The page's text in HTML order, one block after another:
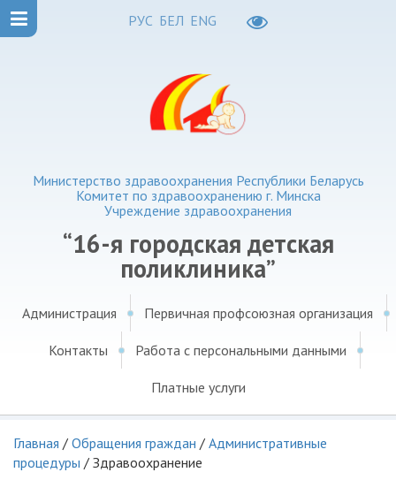
РУС БЕЛ ENG
Министерство здравоохранения Республики Беларусь
Комитет по здравоохранению г. Минска
Учреждение здравоохранения
“16-я городская детская
поликлиника”
Администрация Первичная профсоюзная организация
Контакты Работа с персональными данными
Платные услуги
Главная / Обращения граждан / Административные
процедуры / Здравоохранение